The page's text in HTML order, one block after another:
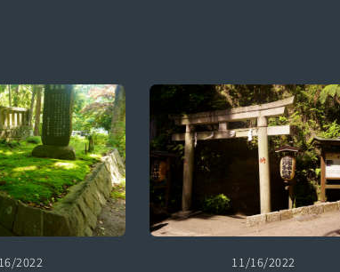
2022 11/16/2022